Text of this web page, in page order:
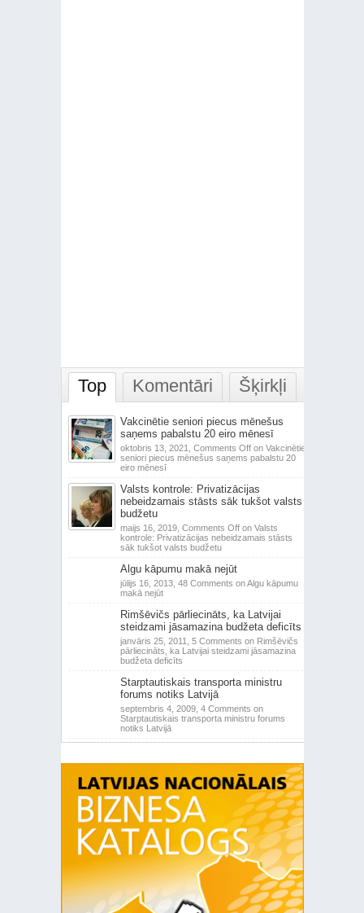
Top Komentāri Šķirkļi
Vakcinētie seniori piecus mēnešus
saņems pabalstu 20 eiro mēnesī
oktobris 13, 2021, Comments Offon Vakcinētie
seniori piecus mēnešus saņems pabalstu 20
eiro mēnesī
Valsts kontrole: Privatizācijas
nebeidzamais stāsts sāk tukšot valsts
budžetu
maijs 16, 2019, Comments Offon Valsts
kontrole: Privatizācijas nebeidzamais stāsts
sāk tukšot valsts budžetu
Algu kāpumu makā nejūt
jūlijs 16, 2013, 48 Comments on Algu kāpumu
makā nejūt
Rimšēvičs pārliecināts, ka Latvijai
steidzami jāsamazina budžeta deficīts
janvāris 25, 2011, 5 Comments on Rimšēvičs
pārliecināts, ka Latvijai steidzami jāsamazina
budžeta deficīts
Starptautiskais transporta ministru
forums notiks Latvijā
septembris 4, 2009, 4 Comments on
Starptautiskais transporta ministru forums
notiks Latvijā